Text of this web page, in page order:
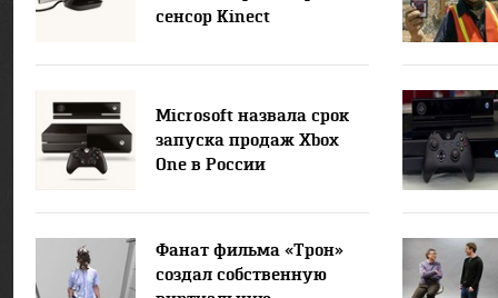
сенсор Kinect
Microsoft назвала срок
запуска продаж Xbox
One в России
Фанат фильма «Трон»
создал собственную